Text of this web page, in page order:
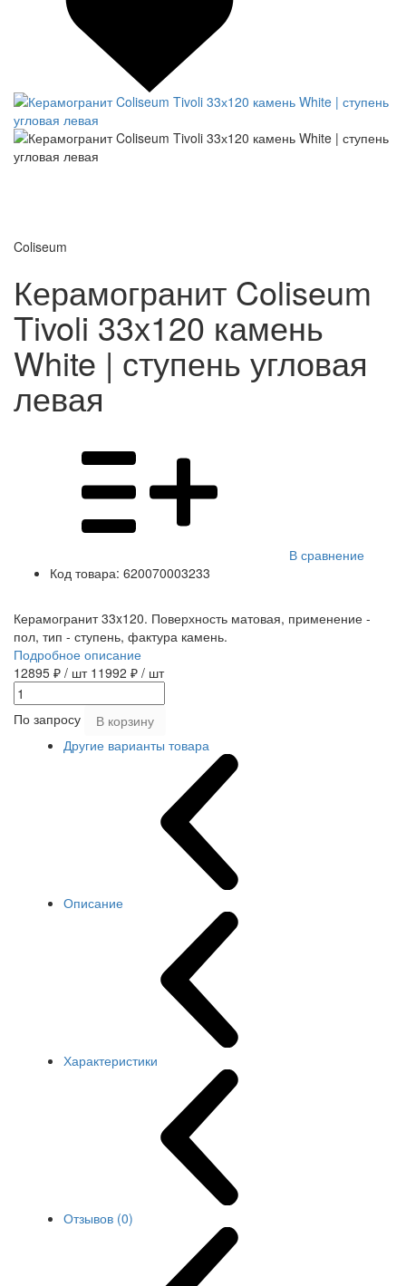
Coliseum
Керамогранит Coliseum
Tivoli 33х120 камень
White | ступень угловая
левая
В сравнение
Код товара: 620070003233
Керамогранит 33x120. Поверхность матовая, применение -
пол, тип - ступень, фактура камень.
Подробное описание
12895 ₽ / шт 11992 ₽ / шт
По запросу
В корзину
Другие варианты товара
Описание
Характеристики
Отзывов (0)